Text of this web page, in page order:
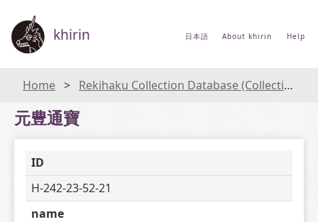
khirin 日本語 About khirin Help
Home Rekihaku Collection Database (Collections Database of the National Museum of Japanese History)
元豊通寶
ID
H-242-23-52-21
name